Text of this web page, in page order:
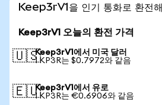
Keep3rV1을 인기 통화로 환전
Keep3rV1 오늘의 환전 가격
🇺🇸Keep3rV1에서 미국 달러
1 KP3R는 $0.7972와 같음
🇪🇺Keep3rV1에서 유로
1 KP3R는 €0.6906와 같음